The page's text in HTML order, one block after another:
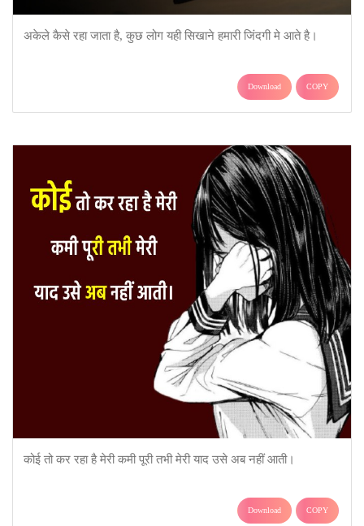
अकेले कैसे रहा जाता है, कुछ लोग यही सिखाने हमारी जिंदगी मे आते है।
Download COPY
कोई तो कर रहा है मेरी कमी पूरी तभी मेरी याद उसे अब नहीं आती।
Download COPY